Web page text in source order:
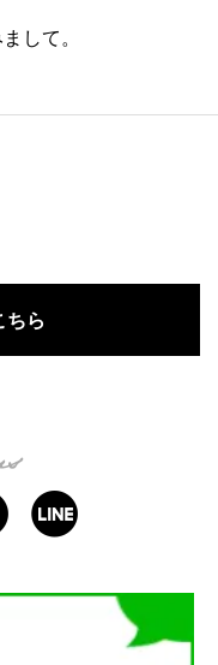
して。
ちら